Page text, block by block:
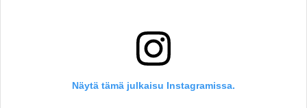
Näytä tämä julkaisu Instagramissa.